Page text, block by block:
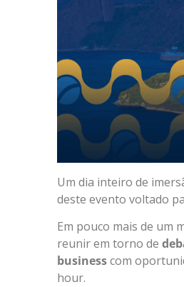
Um dia inteiro de
deste evento voltado
Em pouco mais de um
reunir em torno de
businesscom
hour.